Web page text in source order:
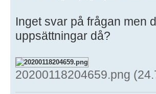
Inget svar på frågan men
uppsättningar då?
20200118204659.png